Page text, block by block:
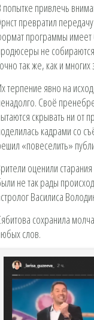
попытке привлечь
превратил
программы имеет
не
так же, как и многих
терпение явно на
Своё
скрывать ни от
кадрами со
«повеселить»
оценили
не так рады
Василиса
сохранила
слов.